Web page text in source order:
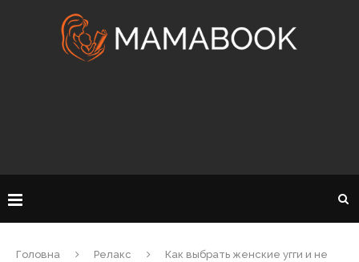
Головна Релакс
Как выбрать женские угги и не